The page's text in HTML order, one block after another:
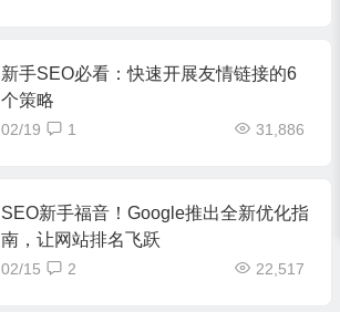
新手SEO必看：快速开展友情链接的6
个策略
02/19 31,886
1
SEO新手福音！Google推出全新优化指
南，让网站排名飞跃
02/15 22,517
2